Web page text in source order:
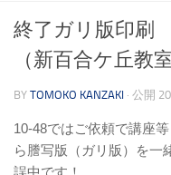
終了ガリ版印刷
（新百合ケ丘教室
BY TOMOKO KANZAKI · 公開
10-48ではご依頼で講座
ら謄写版（ガリ版）を一
誤中です！